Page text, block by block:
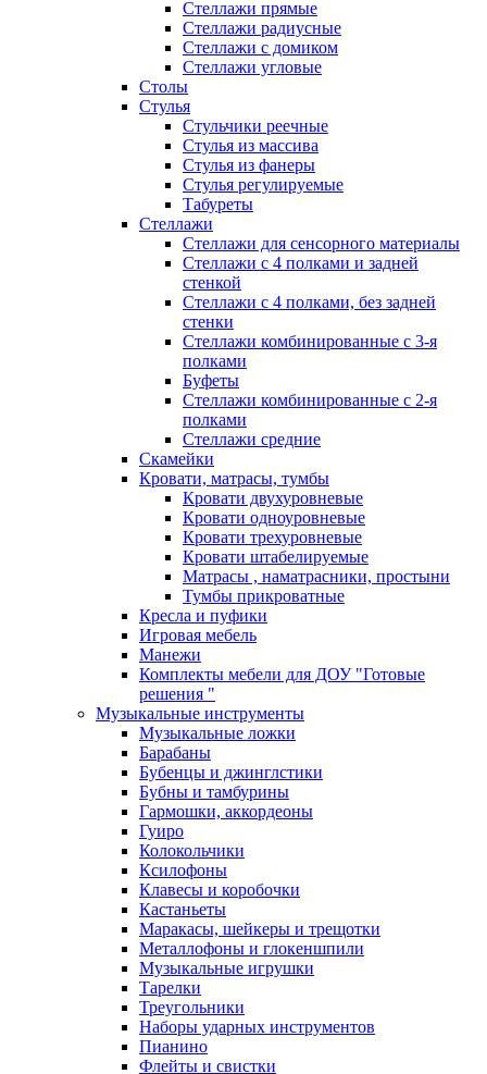
Стеллажи прямые
Стеллажи радиусные
Стеллажи с домиком
Стеллажи угловые
Столы
Стулья
Стульчики реечные
Стулья из массива
Стулья из фанеры
Стулья регулируемые
Табуреты
Стеллажи
Стеллажи для сенсорного материалы
Стеллажи с 4 полками и задней
стенкой
Стеллажи с 4 полками, без задней
стенки
Стеллажи комбинированные с 3-я
полками
Буфеты
Стеллажи комбинированные с 2-я
полками
Стеллажи средние
Скамейки
Кровати, матрасы, тумбы
Кровати двухуровневые
Кровати одноуровневые
Кровати трехуровневые
Кровати штабелируемые
Матрасы , наматрасники, простыни
Тумбы прикроватные
Кресла и пуфики
Игровая мебель
Манежи
Комплекты мебели для ДОУ "Готовые
решения "
Музыкальные инструменты
Музыкальные ложки
Барабаны
Бубенцы и джинглстики
Бубны и тамбурины
Гармошки, аккордеоны
Гуиро
Колокольчики
Ксилофоны
Клавесы и коробочки
Кастаньеты
Маракасы, шейкеры и трещотки
Металлофоны и глокеншпили
Музыкальные игрушки
Тарелки
Треугольники
Наборы ударных инструментов
Пианино
Флейты и свистки